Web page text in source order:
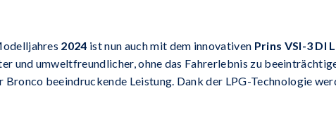
2024 ist nun auch mit dem innovativen Prins VSI-3 DI
und umweltfreundlicher, ohne das Fahrerlebnis zu
Bronco beeindruckende Leistung. Dank der LPG-Technologie